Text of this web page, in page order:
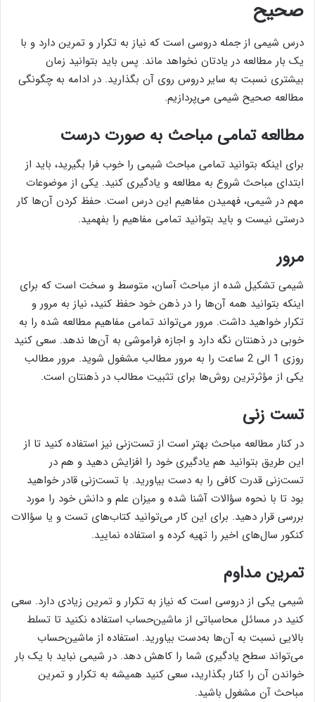
صحیح
درس شیمی از جمله دروسی است که نیاز به تکرار و تمرین دارد و با
یک ‌بار مطالعه در یادتان نخواهد ماند. پس باید بتوانید زمان
بیشتری نسبت به سایر دروس روی آن بگذارید. در ادامه به چگونگی
مطالعه صحیح شیمی می‌پردازیم.
مطالعه تمامی مباحث به صورت درست
برای اینکه بتوانید تمامی مباحث شیمی را خوب فرا بگیرید، باید از
ابتدای مباحث شروع به مطالعه و یادگیری کنید. یکی از موضوعات
مهم در شیمی، فهمیدن مفاهیم این درس است. حفظ کردن آن‌ها کار
درستی نیست و باید بتوانید تمامی مفاهیم را بفهمید.
مرور
شیمی تشکیل شده از مباحث آسان، متوسط و سخت است که برای
اینکه بتوانید همه آن‌ها را در ذهن خود حفظ کنید، نیاز به ‌مرور و
تکرار خواهید داشت. مرور می‌تواند تمامی مفاهیم مطالعه شده را به‌
خوبی در ذهنتان نگه دارد و اجازه فراموشی به آن‌ها ندهد. سعی کنید
روزی 1 الی 2 ساعت را به ‌مرور مطالب مشغول شوید. مرور مطالب
یکی از مؤثرترین روش‌ها برای تثبیت مطالب در ذهنتان است.
تست زنی
در کنار مطالعه مباحث بهتر است از تست‌زنی نیز استفاده کنید تا از
این طریق بتوانید هم یادگیری خود را افزایش دهید و هم در
تست‌زنی قدرت کافی را به دست بیاورید. با تست‌زنی قادر خواهید
بود تا با نحوه سؤالات آشنا شده و میزان علم و دانش خود را مورد
بررسی قرار دهید. برای این کار می‌توانید کتاب‌های تست و یا سؤالات
کنکور سال‌های اخیر را تهیه کرده و استفاده نمایید.
تمرین مداوم
شیمی یکی از دروسی است که نیاز به تکرار و تمرین زیادی دارد. سعی
کنید در مسائل محاسباتی از ماشین‌حساب استفاده نکنید تا تسلط
بالایی نسبت به آن‌ها به‌دست بیاورید. استفاده از ماشین‌حساب
می‌تواند سطح یادگیری شما را کاهش دهد. در شیمی نباید با یک بار
خواندن آن را کنار بگذارید، سعی کنید همیشه به تکرار و تمرین
مباحث آن مشغول باشید.